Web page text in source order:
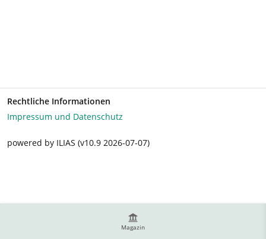
Magazin
Rechtliche Informationen
Impressum und Datenschutz
powered by ILIAS (v10.9 2026-07-07)